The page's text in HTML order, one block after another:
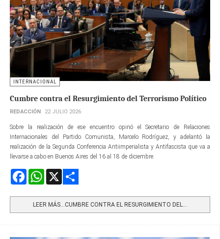
INTERNACIONAL
Cumbre contra el Resurgimiento del Terrorismo Político
REDACCIÓN 22 JULIO 2026
Sobre la realización de ese encuentro opinó el Secretario de Relaciones
Internacionales del Partido Comunista, Marcelo Rodríguez, y adelantó la
realización de la Segunda Conferencia Antiimperialista y Antifascista que va a
llevarse a cabo en Buenos Aires del 16 al 18 de diciembre.
FacebookWhatsApp
LEER MÁS…CUMBRE CONTRA EL RESURGIMIENTO DEL...